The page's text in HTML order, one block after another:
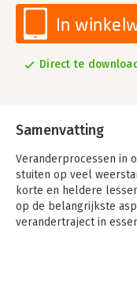
In
Direct te
Samenvatting
Veranderprocessen in
stuiten op veel
korte en heldere
op de belangrijkste
verandertraject in